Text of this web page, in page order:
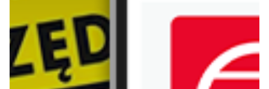
aktualna od dziś